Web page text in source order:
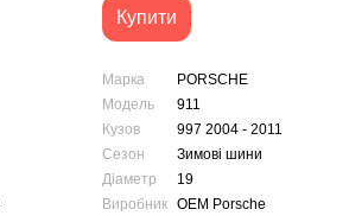
Купити
Марка
PORSCHE
Модель
911
Кузов
997 2004 - 2011
Сезон
Зимові шини
Діаметр
19
Виробник OEM Porsche